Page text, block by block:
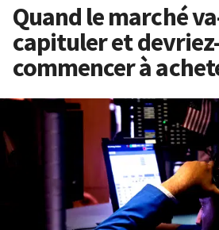
Quand le marché
capituler et
commencer à